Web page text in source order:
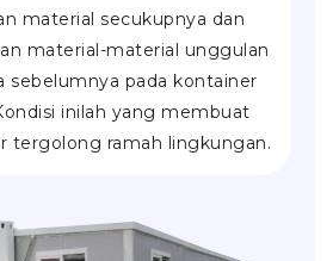
material secukupnya dan
material-material unggulan
sebelumnya pada kontainer
inilah yang membuat
tergolong ramah lingkungan.